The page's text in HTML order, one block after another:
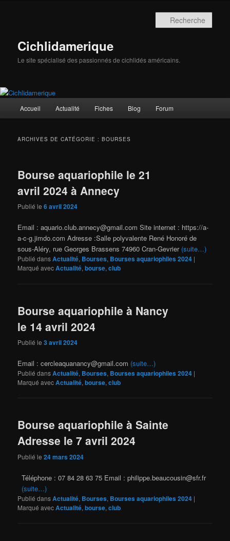
Cichlidamerique
Le site spécialisé des passionnés de cichlidés américains.
principal
Accueil Actualité Fiches Blog Forum
ARCHIVES DE CATÉGORIE :BOURSES
Bourse aquariophile le 21
avril 2024 à Annecy
Publié le6 avril 2024
Email : aquario.club.annecy@gmail.com Site internet : https://a-
a-c-g.jimdo.com Adresse :Salle polyvalente René Honoré de
sous-Aléry, rue Georges Brassens 74960 Cran-Gevrier (suite…)
Publié dansActualité, Bourses, Bourses aquariophiles 2024 |
Marqué avecActualité,bourse,club
Bourse aquariophile à Nancy
le 14 avril 2024
Publié le3 avril 2024
Email : cercleaquanancy@gmail.com (suite…)
Publié dansActualité, Bourses, Bourses aquariophiles 2024 |
Marqué avecActualité,bourse,club
Bourse aquariophile à Sainte
Adresse le 7 avril 2024
Publié le24 mars 2024
Téléphone : 07 84 28 63 75 Email : philippe.beaucousin@sfr.fr
(suite…)
Publié dansActualité, Bourses, Bourses aquariophiles 2024 |
Marqué avecActualité,bourse,club